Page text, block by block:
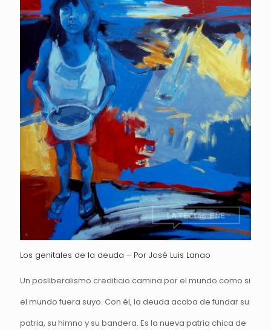
Los genitales de la deuda – Por José Luis Lanao
Un posliberalismo crediticio camina por el mundo como si
el mundo fuera suyo. Con él, la deuda acaba de fundar su
patria, su himno y su bandera. Es la nueva patria chica de